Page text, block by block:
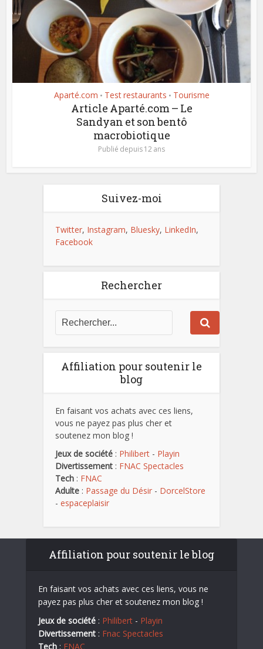
Aparté.com • Test restaurants • Tourisme
Article Aparté.com – Le
Sandyan et son bentô
macrobiotique
Publié depuis 12 ans
Suivez-moi
Twitter, Instagram, Bluesky, LinkedIn,
Facebook
Rechercher
Affiliation pour soutenir le
blog
En faisant vos achats avec ces liens,
vous ne payez pas plus cher et
soutenez mon blog !
Jeux de société : Philibert - Playin
Divertissement : FNAC Spectacles
Tech : FNAC
Adulte : Passage du Désir - DorcelStore
- espaceplaisir
Affiliation pour soutenir le blog
En faisant vos achats avec ces liens, vous ne
payez pas plus cher et soutenez mon blog !
Jeux de société : Philibert - Playin
Divertissement : Fnac Spectacles
Tech : FNAC